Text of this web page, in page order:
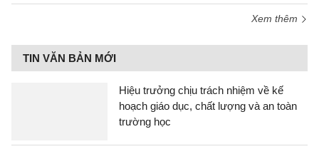
Xem thêm
TIN VĂN BẢN MỚI
Hiệu trưởng chịu trách nhiệm về kế
hoạch giáo dục, chất lượng và an toàn
trường học